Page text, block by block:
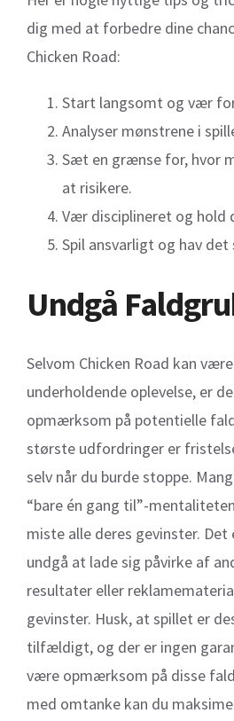
dig med at forbedre dine
Chicken Road:
Start langsomt og vær
Analyser mønstrene i
Sæt en grænse for, hvor
at risikere.
Vær disciplineret og hold
Spil ansvarligt og hav det
Undgå
Selvom Chicken Road kan
underholdende oplevelse, er
opmærksom på potentielle
største udfordringer er
selv når du burde stoppe.
“bare én gang til”-
miste alle deres gevinster.
undgå at lade sig påvirke af
resultater eller
gevinster. Husk, at spillet er
tilfældigt, og der er ingen
være opmærksom på disse
med omtanke kan du